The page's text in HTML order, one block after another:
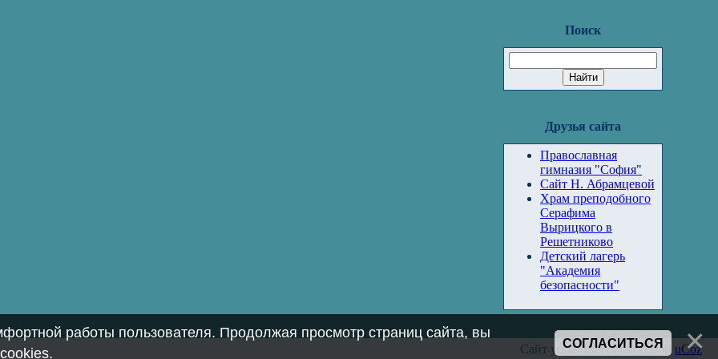
Поиск
Друзья сайта
Православная
гимназия "София"
Сайт Н. Абрамцевой
Храм преподобного
Серафима
Вырицкого в
Решетниково
Детский лагерь
"Академия
безопасности"
Сайт управляется системой uCoz
работы пользователя. Продолжая просмотр страниц сайта, вы
.
СОГЛАСИТЬСЯ